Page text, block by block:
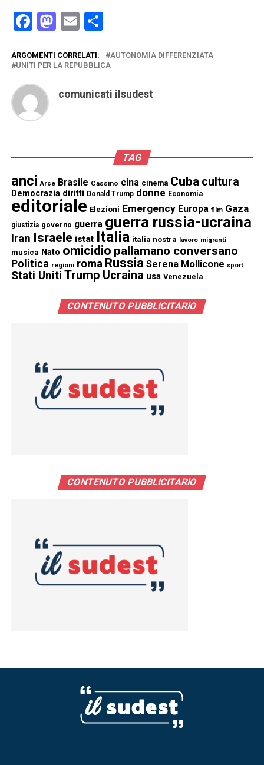
Facebook
Mastodon
EmailCondividi
ARGOMENTI CORRELATI:
AUTONOMIA DIFFERENZIATA
UNITI PER LA REPUBBLICA
comunicati ilsudest
TAG
anci Arce Brasile Cassino cina cinema Cuba cultura
Democrazia diritti Donald Trump donne Economia
editoriale Elezioni Emergency Europa film Gaza
giustizia governo guerra guerra russia-ucraina
Iran Israele istat Italia italia nostra lavoro migranti
musica Nato omicidio pallamano conversano
Politica regioni roma Russia Serena Mollicone sport
Stati Uniti Trump Ucraina usa Venezuela
CONTENUTO PUBBLICITARIO
CONTENUTO PUBBLICITARIO